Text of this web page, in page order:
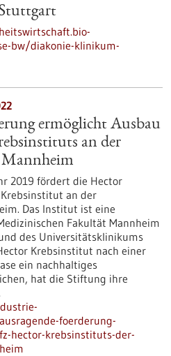
bw/diakonie-klinikum-
ermöglicht Ausbau
an der
2019 fördert die Hector
an der
Das Institut ist eine
Fakultät Mannheim
des Universitätsklinikums
Krebsinstitut nach einer
ein nachhaltiges
hat die Stiftung ihre
foerderung-
hector-krebsinstituts-der-